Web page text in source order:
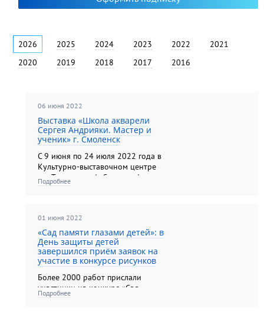
2026 2025 2024 2023 2022
2021
2020
2019 2018 2017 2016
06 июня 2022
Выставка «Школа акварели
Сергея Андрияки. Мастер и
ученик» г. Смоленск
C 9 июня по 24 июля 2022 года в
Культурно-выставочном центре
им. Тенишевых (г. Смоленск).
Подробнее
01 июня 2022
«Сад памяти глазами детей»: в
День защиты детей
завершился приём заявок на
участие в конкурсе рисунков
Более 2000 работ прислали
участники на конкурс «Сад
памяти глазами детей» в этом
Подробнее